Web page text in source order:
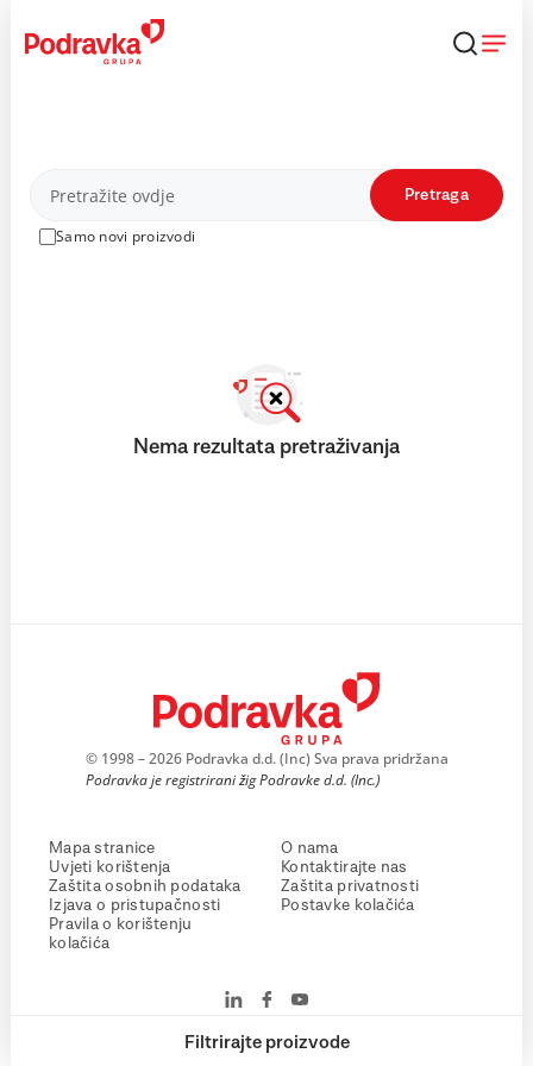
content
Proizvodi
Samo novi proizvodi
Pretraga
Filtrirajte proizvode
Nema rezultata pretraživanja
© 1998 – 2026 Podravka d.d. (Inc) Sva prava pridržana
Podravka je registrirani žig Podravke d.d. (Inc.)
Mapa stranice
Uvjeti korištenja
Zaštita osobnih podataka
Izjava o pristupačnosti
Pravila o korištenju
kolačića
O nama
Kontaktirajte nas
Zaštita privatnosti
Postavke kolačića